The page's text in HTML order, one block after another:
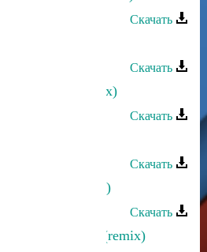
Скачать
(remix)
Скачать
арыка (remix)
Скачать
(Remix)
Скачать
(Remix)
Скачать
не стать (remix)